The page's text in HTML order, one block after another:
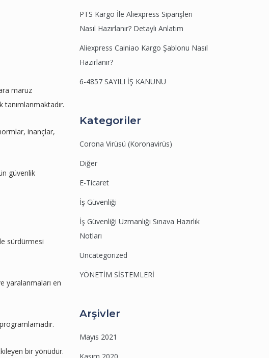
maruz
inançlar,
güvenlik
sürdürmesi
yaralanmaları en
bir yönüdür.
PTS Kargo İle Aliexpress Siparişleri
Nasıl Hazırlanır? Detaylı Anlatım
Aliexpress Cainiao Kargo Şablonu Nasıl
Hazırlanır?
6-4857 SAYILI İŞ KANUNU
Kategoriler
Corona Virüsü (Koronavirüs)
Diğer
E-Ticaret
İş Güvenliği
İş Güvenliği Uzmanlığı Sınava Hazırlık
Notları
Uncategorized
YÖNETİM SİSTEMLERİ
Arşivler
Mayıs 2021